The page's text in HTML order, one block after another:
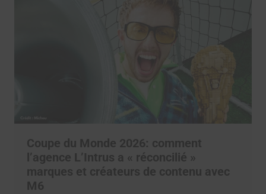
Coupe du Monde 2026: comment
l’agence L’Intrus a « réconcilié »
marques et créateurs de contenu avec
M6